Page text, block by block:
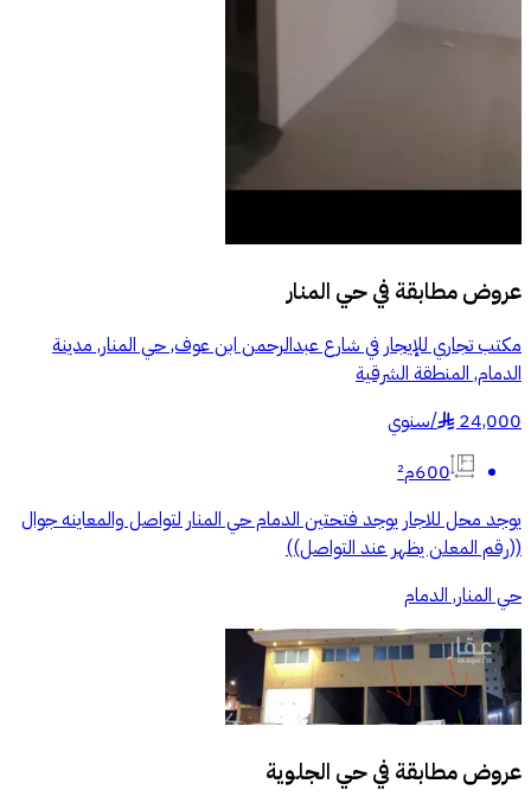
عروض مطابقة فيحي المنار
مكتب تجاري للإيجار في شارع عبدالرحمن ابن عوف, حي المنار, مدينة
الدمام, المنطقة الشرقية
24,000
§
/سنوي
600م²
يوجد محل للاجار يوجد فتحتين الدمام حي المنار لتواصل والمعاينه جوال
((رقم المعلن يظهر عند التواصل))
حي المنار, الدمام
عروض مطابقة فيحي الجلوية